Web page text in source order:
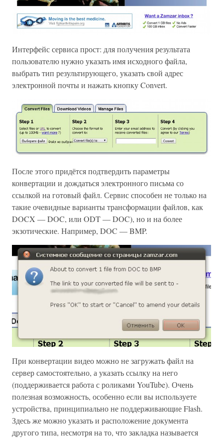
Интерфейс сервиса прост: для получения результата
пользователю нужно указать имя исходного файла,
выбрать тип результирующего, указать свой адрес
электронной почты и нажать кнопку Convert.
После этого придётся подтвердить параметры
конвертации и дождаться электронного письма со
ссылкой на готовый файл. Сервис способен не только на
такие очевидные варианты трансформации файлов, как
DOCX — DOC, или ODT — DOC), но и на более
экзотические. Например, DOC — BMP.
При конвертации видео можно не загружать файл на
сервер самостоятельно, а указать ссылку на него
(поддерживается работа с роликами YouTube). Очень
полезная возможность, особенно если вы используете
устройства, принципиально не поддерживающие Flash.
Здесь же можно указать и расположение документа
другого типа, несмотря на то, что закладка называется